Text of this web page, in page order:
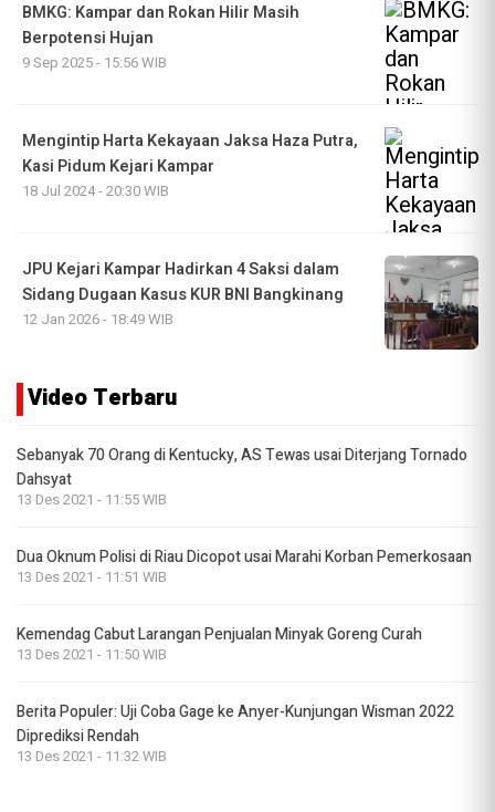
BMKG: Kampar dan Rokan Hilir Masih
Berpotensi Hujan
9 Sep 2025 - 15:56 WIB
Mengintip Harta Kekayaan Jaksa Haza Putra,
Kasi Pidum Kejari Kampar
18 Jul 2024 - 20:30 WIB
JPU Kejari Kampar Hadirkan 4 Saksi dalam
Sidang Dugaan Kasus KUR BNI Bangkinang
12 Jan 2026 - 18:49 WIB
Video Terbaru
Sebanyak 70 Orang di Kentucky, AS Tewas usai Diterjang Tornado
Dahsyat
13 Des 2021 - 11:55 WIB
Dua Oknum Polisi di Riau Dicopot usai Marahi Korban Pemerkosaan
13 Des 2021 - 11:51 WIB
Kemendag Cabut Larangan Penjualan Minyak Goreng Curah
13 Des 2021 - 11:50 WIB
Berita Populer: Uji Coba Gage ke Anyer-Kunjungan Wisman 2022
Diprediksi Rendah
13 Des 2021 - 11:32 WIB